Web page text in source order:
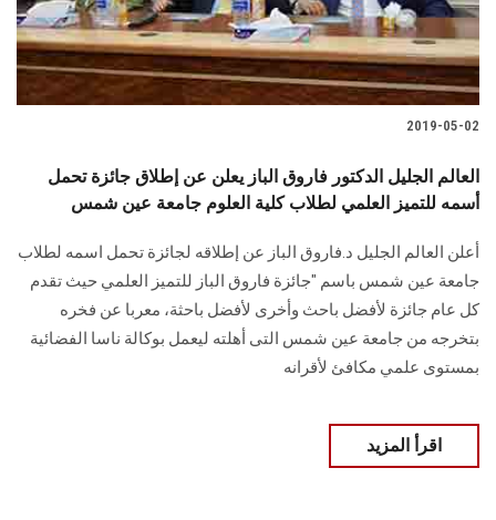
2019-05-02
العالم الجليل الدكتور فاروق الباز يعلن عن إطلاق جائزة تحمل
أسمه للتميز العلمي لطلاب كلية العلوم جامعة عين شمس
أعلن العالم الجليل د.فاروق الباز عن إطلاقه لجائزة تحمل اسمه لطلاب
جامعة عين شمس باسم "جائزة فاروق الباز للتميز العلمي حيث تقدم
كل عام جائزة لأفضل باحث وأخرى لأفضل باحثة، معربا عن فخره
بتخرجه من جامعة عين شمس التى أهلته ليعمل بوكالة ناسا الفضائية
بمستوى علمي مكافئ لأقرانه
اقرأ المزيد